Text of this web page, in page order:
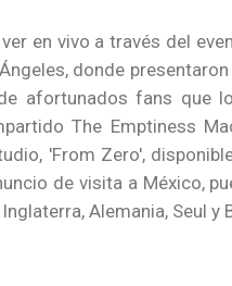
en vivo a través del
donde
afortunados fans que
The Emptiness
'From Zero',
de visita a México,
Alemania, Seul y